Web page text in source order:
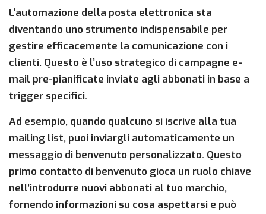
L’automazione della posta elettronica sta
diventando uno strumento indispensabile per
gestire efficacemente la comunicazione con i
clienti. Questo è l’uso strategico di campagne e-
mail pre-pianificate inviate agli abbonati in base a
trigger specifici.
Ad esempio, quando qualcuno si iscrive alla tua
mailing list, puoi inviargli automaticamente un
messaggio di benvenuto personalizzato. Questo
primo contatto di benvenuto gioca un ruolo chiave
nell’introdurre nuovi abbonati al tuo marchio,
fornendo informazioni su cosa aspettarsi e può